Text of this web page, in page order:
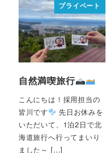
プライベート
自然満喫旅行
こんにちは！採用担当の
皆川です
先日お休みを
いただいて、1泊2日で北
海道旅行へ行ってまいり
ました～ […]